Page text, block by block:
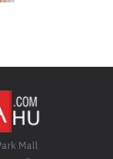
Mall